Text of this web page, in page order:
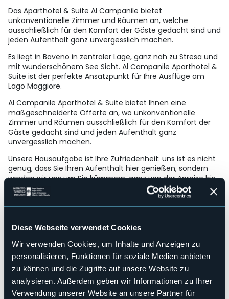
Diese Webseite verwendet Cookies
Wir verwenden Cookies, um Inhalte und Anzeigen zu
personalisieren, Funktionen für soziale Medien anbieten
zu können und die Zugriffe auf unsere Website zu
analysieren. Außerdem geben wir Informationen zu Ihrer
Verwendung unserer Website an unsere Partner für
Das Aparthotel & Suite Al Campanile bietet
unkonventionelle Zimmer und Räumen an, welche
ausschließlich für den Komfort der Gäste gedacht sind und
jeden Aufenthalt ganz unvergesslich machen.
Es liegt in Baveno in zentraler Lage, ganz nah zu Stresa und
mit wunderschönem See Sicht. Al Campanile Aparthotel &
Suite ist der perfekte Ansatzpunkt für Ihre Ausflüge am
Lago Maggiore.
Al Campanile Aparthotel & Suite bietet Ihnen eine
maßgeschneiderte Offerte an, wo unkonventionelle
Zimmer und Räumen ausschließlich für den Komfort der
Gäste gedacht sind und jeden Aufenthalt ganz
unvergesslich machen.
Unsere Hausaufgabe ist Ihre Zufriedenheit: uns ist es nicht
genug, dass Sie Ihren Aufenthalt hier genießen, sondern
werden wir uns um Sie kümmern, ganz von der Anreise bis
zur Abschiedszeit und wir sagen „Arrivederci“! Leistungen:
Frei W-Lan, kontinentales Frühstücksbuffet, Gepäcksraum,
Ausflugs- Informationen und Buchungsmöglichkeiten,
Shuttle Service (gegen Zuschlag), Wäscherei, Minibar,
Einrichtungen, Elektrowagen Aufladung
Strukturen für Behinderten
Sì
Wellness
No